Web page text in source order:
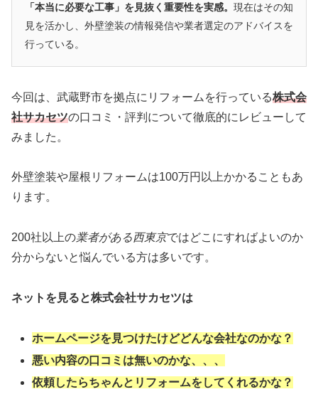
「本当に必要な工事」を見抜く重要性を実感。 現在はその知
見を活かし、外壁塗装の情報発信や業者選定のアドバイスを
行っている。
今回は、武蔵野市を拠点にリフォームを行っている株式会
社サカセツの口コミ・評判について徹底的にレビューして
みました。
外壁塗装や屋根リフォームは100万円以上かかることもあ
ります。
200社以上の業者がある西東京ではどこにすればよいのか
分からないと悩んでいる方は多いです。
ネットを見ると株式会社サカセツは
ホームページを見つけたけどどんな会社なのかな？
悪い内容の口コミは無いのかな、、、
依頼したらちゃんとリフォームをしてくれるかな？